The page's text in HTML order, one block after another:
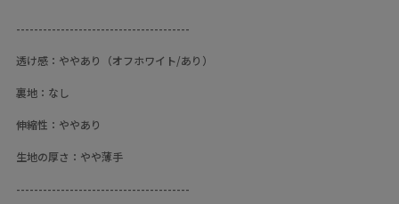
---------------------------------------
透け感：ややあり（オフホワイト/あり）
裏地：なし
伸縮性：ややあり
生地の厚さ：やや薄手
---------------------------------------